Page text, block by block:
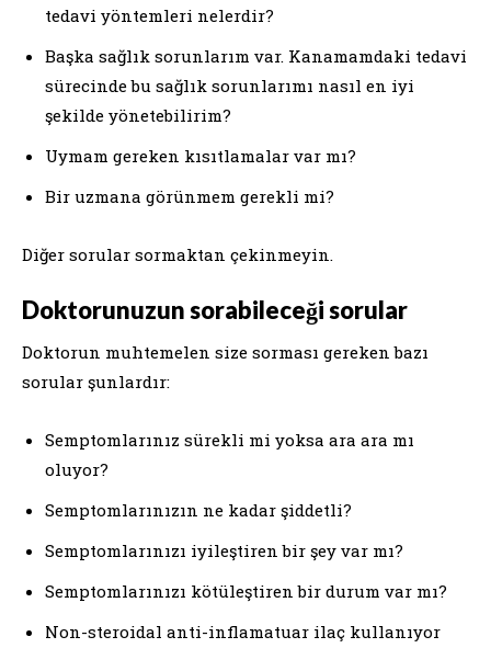
tedavi yöntemleri nelerdir?
Başka sağlık sorunlarım var. Kanamamdaki tedavi
sürecinde bu sağlık sorunlarımı nasıl en iyi
şekilde yönetebilirim?
Uymam gereken kısıtlamalar var mı?
Bir uzmana görünmem gerekli mi?
Diğer sorular sormaktan çekinmeyin.
Doktorunuzun sorabileceği sorular
Doktorun muhtemelen size sorması gereken bazı
sorular şunlardır:
Semptomlarınız sürekli mi yoksa ara ara mı
oluyor?
Semptomlarınızın ne kadar şiddetli?
Semptomlarınızı iyileştiren bir şey var mı?
Semptomlarınızı kötüleştiren bir durum var mı?
Non-steroidal anti-inflamatuar ilaç kullanıyor